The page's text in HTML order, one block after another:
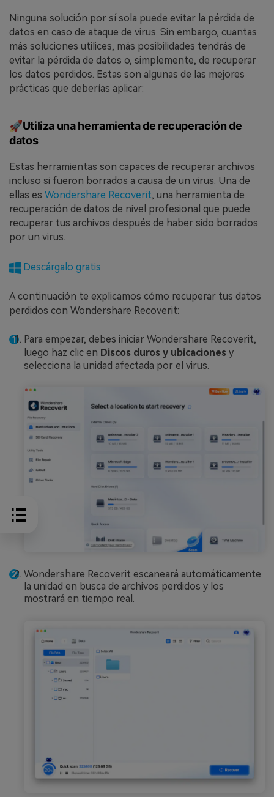
Ninguna solución por sí sola puede evitar la pérdida de
datos en caso de ataque de virus. Sin embargo, cuantas
más soluciones utilices, más posibilidades tendrás de
evitar la pérdida de datos o, simplemente, de recuperar
los datos perdidos. Estas son algunas de las mejores
prácticas que deberías aplicar:
🚀Utiliza una herramienta de recuperación de
datos
Estas herramientas son capaces de recuperar archivos
incluso si fueron borrados a causa de un virus. Una de
ellas es Wondershare Recoverit, una herramienta de
recuperación de datos de nivel profesional que puede
recuperar tus archivos después de haber sido borrados
por un virus.
Descárgalo gratis
A continuación te explicamos cómo recuperar tus datos
perdidos con Wondershare Recoverit:
Para empezar, debes iniciar Wondershare Recoverit,
luego haz clic en Discos duros y ubicaciones y
selecciona la unidad afectada por el virus.
Wondershare Recoverit escaneará automáticamente
la unidad en busca de archivos perdidos y los
mostrará en tiempo real.